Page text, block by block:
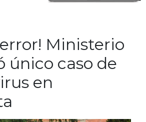
error! Ministerio
único caso de
en